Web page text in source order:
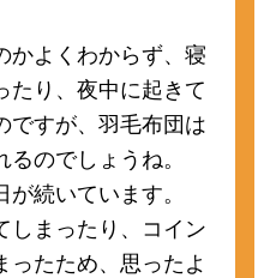
かよくわからず、寝
たり、夜中に起きて
ですが、羽毛布団は
のでしょうね。
続いています。
しまったり、コイン
ったため、思ったよ